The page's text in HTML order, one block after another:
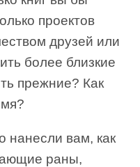
проектов
друзей или
более близкие
прежние? Как
нанесли вам, как
раны,